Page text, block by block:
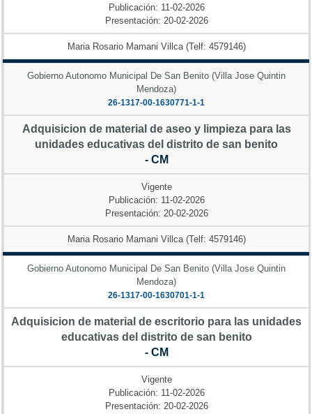
Publicación: 11-02-2026
Presentación: 20-02-2026
Maria Rosario Mamani Villca (Telf: 4579146)
Gobierno Autonomo Municipal De San Benito (Villa Jose Quintin
Mendoza)
26-1317-00-1630771-1-1
Adquisicion de material de aseo y limpieza para las
unidades educativas del distrito de san benito
- CM
Vigente
Publicación: 11-02-2026
Presentación: 20-02-2026
Maria Rosario Mamani Villca (Telf: 4579146)
Gobierno Autonomo Municipal De San Benito (Villa Jose Quintin
Mendoza)
26-1317-00-1630701-1-1
Adquisicion de material de escritorio para las unidades
educativas del distrito de san benito
- CM
Vigente
Publicación: 11-02-2026
Presentación: 20-02-2026